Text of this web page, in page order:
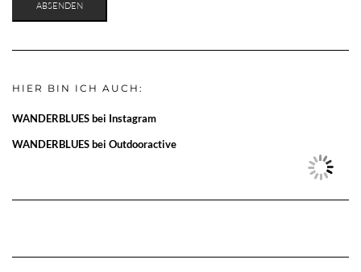
HIER BIN ICH AUCH:
WANDERBLUES bei Instagram
WANDERBLUES bei Outdooractive